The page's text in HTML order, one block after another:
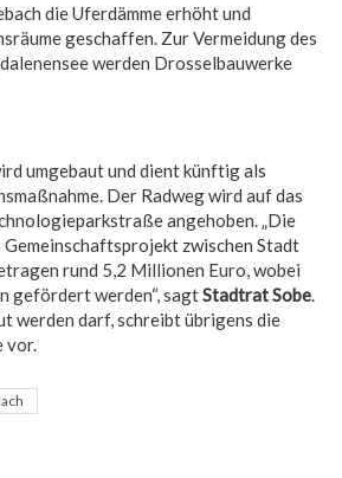
die Uferdämme erhöht und
geschaffen. Zur Vermeidung des
werden Drosselbauwerke
umgebaut und dient künftig als
Der Radweg wird auf das
angehoben. „Die
zwischen Stadt
rund 5,2 Millionen Euro, wobei
gefördert werden“, sagtStadtrat Sobe.
werden darf, schreibt übrigens die
vor.